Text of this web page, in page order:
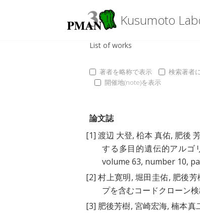
Kusumoto
List of works
著者を略称で表示 検索著者
開催地(note)を表示
論文誌
[1] 渡辺 大登,柗本 真佑, 肥後
する多目的遺伝的アルゴ
volume 63, number 10,
[2] 村上寛明,堀田圭佑, 肥後芳
プを含むコードクローン
[3] 肥後芳樹, 宮崎宏海,楠本真